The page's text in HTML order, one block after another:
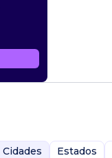
Cidades Estados